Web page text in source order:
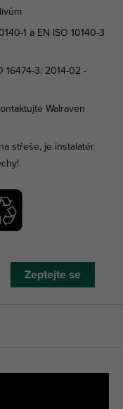
1 a EN ISO 10140-3
16474-3: 2014-02 -
Walraven
střeše, je instalatér
Zeptejte se